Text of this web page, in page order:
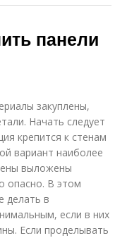
панели
закуплены,
Начать следует
крепится к стенам
вариант наиболее
выложены
опасно. В этом
делать в
если в них
Если проделывать